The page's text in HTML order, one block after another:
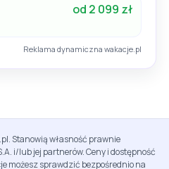
od 2 099 zł
Reklama dynamiczna wakacje.pl
Stanowią własność prawnie
i/lub jej partnerów. Ceny i dostępność
możesz sprawdzić bezpośrednio na